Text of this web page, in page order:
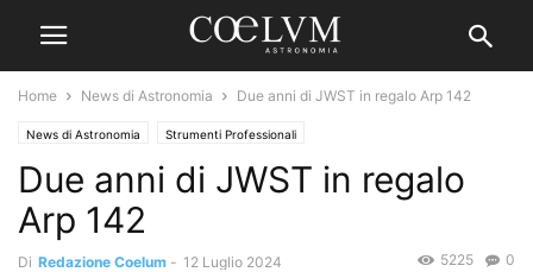
Home News di Astronomia Due anni di JWST in regalo Arp 142
News di Astronomia Strumenti Professionali
Due anni di JWST in regalo
Arp 142
Di Redazione Coelum - 12 Luglio 2024 0
5225